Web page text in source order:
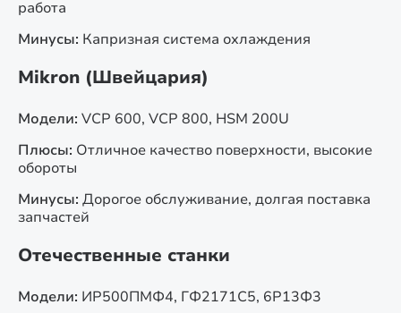
работа
Минусы: Капризная система охлаждения
Mikron (Швейцария)
Модели: VCP 600, VCP 800, HSM 200U
Плюсы: Отличное качество поверхности, высокие
обороты
Минусы: Дорогое обслуживание, долгая поставка
запчастей
Отечественные станки
Модели: ИР500ПМФ4, ГФ2171С5, 6Р13Ф3